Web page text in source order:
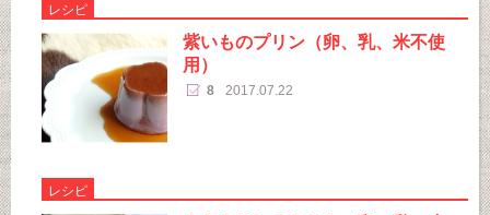
レシピ
紫いものプリン（卵、乳、米不使
用）
8 2017.07.22
レシピ